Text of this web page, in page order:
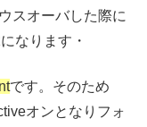
スオーバした際に
なります・
です。そのため
オンとなりフォ